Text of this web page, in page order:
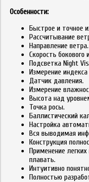
Особенности:
Быстрое и точное
Рассчитывание
Направление ветра.
Скорость бокового
Подcветка Night
Измерение
Датчик давления.
Измерение
Высота над
Точка росы.
Баллистический
Настройка
Вся выводимая
Конструкция
Применение
плавать.
Интуитивно
Полностью